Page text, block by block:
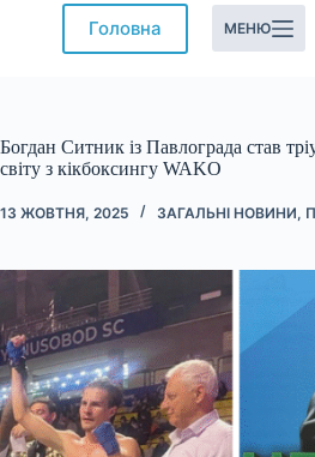
Головна МЕНЮ
Богдан Ситник із Павлограда став
світу з кікбоксингу WAKO
13 ЖОВТНЯ, 2025 ЗАГАЛЬНІ НОВИНИ,